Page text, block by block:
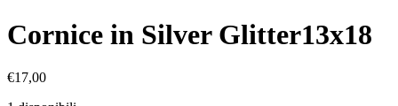
Cornice in Silver Glitter13x18
€17,00